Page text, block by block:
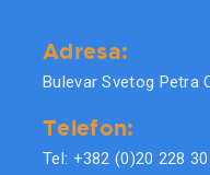
Adresa:
Bulevar Svetog Petra
Telefon:
Tel: +382 (0)20 228